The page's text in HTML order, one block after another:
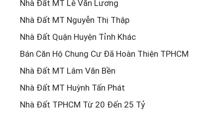
Nhà Đất MT Lê Văn Lương
Nhà Đất MT Nguyễn Thị Thập
Nhà Đất Quận Huyện Tỉnh Khác
Bán Căn Hộ Chung Cư Đã Hoàn Thiện TPHCM
Nhà Đất MT Lâm Văn Bền
Nhà Đất MT Huỳnh Tấn Phát
Nhà Đất TPHCM Từ 20 Đến 25 Tỷ